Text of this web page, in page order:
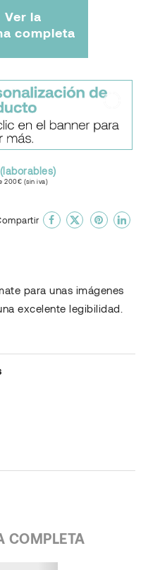
Ver la
completa
200€ (sin iva)
para unas imágenes
excelente legibilidad.
COMPLETA